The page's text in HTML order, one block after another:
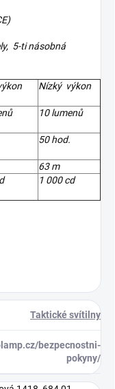
5-ti násobná
Nízký výkon
10 lumenů
50 hod.
63 m
cd 1 000 cd
Taktické svítilny
bezpecnostni-
pokyny/